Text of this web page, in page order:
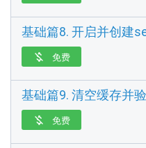
基础篇8. 开启并创建
 免费
基础篇9. 清空缓存并
 免费